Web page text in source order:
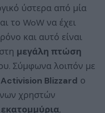
ύστερα από μία
το WoW να έχει
και αυτό είναι
μεγάλη πτώση
Σύμφωνα λοιπόν με
Activision Blizzard ο
χρηστών
εκατομμύρια,